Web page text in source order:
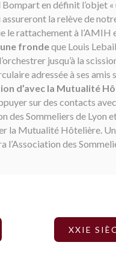
en définit l’objet
la relève de
le rattachement à l’AMIH
frondeque Louis
jusqu’à la
adressée à ses amis
d’avec la Mutualité
sur des contacts
des Sommeliers de Lyon
la Mutualité Hôtelière.
l’Association des
XXIE